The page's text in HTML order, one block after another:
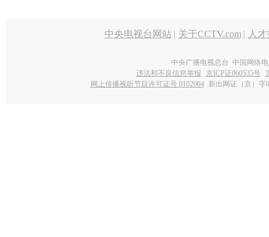
中央电视台网站 | 关于CCTV.com | 人
中央广播电视总台 中国网络
违法和不良信息举报
京ICP证060535号
网上传播视听节目许可证号 0102004 新出网证（京）